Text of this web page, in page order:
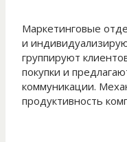
Маркетинговые
и
группируют
покупки и
коммуникации.
продуктивность